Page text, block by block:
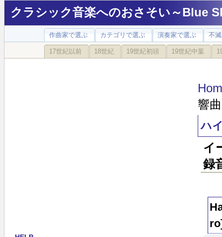
クラシック音楽へのおさそい～Blue
作曲家で選ぶ カテゴリで選ぶ 演奏家で選ぶ 不
17世紀以前 18世紀 19世紀初頭 19世紀中葉
響
ハ
イ
録